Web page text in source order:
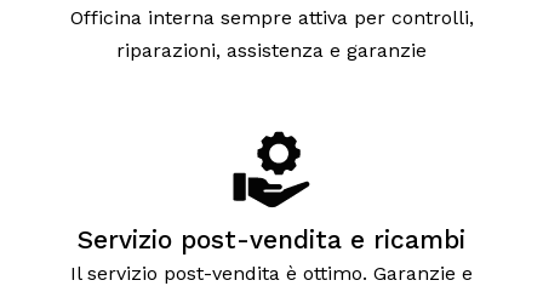
Officina interna sempre attiva per controlli,
riparazioni, assistenza e garanzie
Servizio post-vendita e ricambi
Il servizio post-vendita è ottimo. Garanzie e